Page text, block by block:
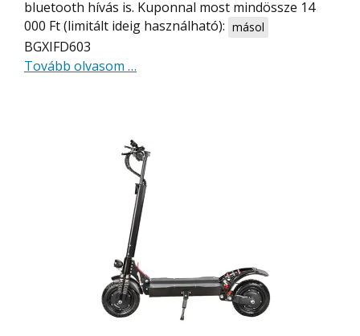
bluetooth hívás is. Kuponnal most mindössze 14
000 Ft (limitált ideig használható): másol
BGXIFD603
Tovább olvasom about
remek
dizájnnal,
AMOLED
kijelzővel,
bluetooth
hívással:
Zeblaze
Vibe
7
…